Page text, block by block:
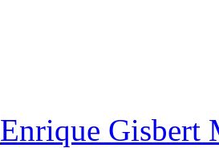
Enrique Gisbert